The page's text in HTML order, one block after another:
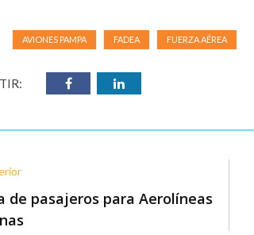
AVIONES PAMPA FADEA FUERZA AÉREA
de pasajeros para Aerolíneas